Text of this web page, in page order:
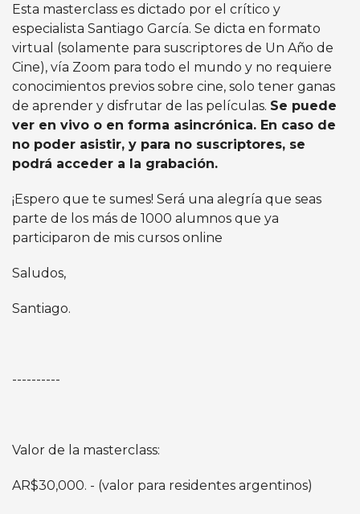
Esta masterclass es dictado por el crítico y
especialista Santiago García. Se dicta en formato
virtual (solamente para suscriptores de Un Año de
Cine), vía Zoom para todo el mundo y no requiere
conocimientos previos sobre cine, solo tener ganas
de aprender y disfrutar de las películas. Se puede
ver en vivo o en forma asincrónica. En caso de
no poder asistir, y para no suscriptores, se
podrá acceder a la grabación.
¡Espero que te sumes! Será una alegría que seas
parte de los más de 1000 alumnos que ya
participaron de mis cursos online
Saludos,
Santiago.
----------
Valor de la masterclass:
AR$30,000. - (valor para residentes argentinos)